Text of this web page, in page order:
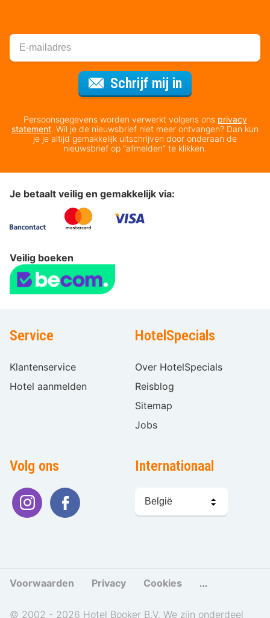
Schrijf mij in
Persoonsgegevens worden verwerkt volgens ons privacy
statement. Wil je de nieuwsbrief niet meer ontvangen? Dan kun
je je altijd gemakkelijk uitschrijven door onderaan de
nieuwsbrief op “afmelden” te klikken.
Je betaalt veilig en gemakkelijk via:
Veilig boeken
Service
Klantenservice
Hotel aanmelden
HotelSpecials
Over HotelSpecials
Reisblog
Sitemap
Jobs
Volg ons Internationaal
kiezen
Voorwaarden Privacy Cookies Cookies
© 2002 - 2026 Hotel Booker B.V. We zijn onderdeel